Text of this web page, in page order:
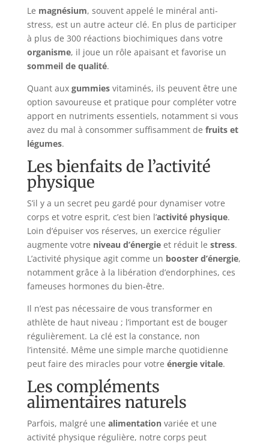
Le magnésium, souvent appelé le minéral anti-
stress, est un autre acteur clé. En plus de participer
à plus de 300 réactions biochimiques dans votre
organisme, il joue un rôle apaisant et favorise un
sommeil de qualité.
Quant aux gummiesvitaminés, ils peuvent être une
option savoureuse et pratique pour compléter votre
apport en nutriments essentiels, notamment si vous
avez du mal à consommer suffisamment de fruits et
légumes.
Les bienfaits de l’activité
physique
S’il y a un secret peu gardé pour dynamiser votre
corps et votre esprit, c’est bien l’activité physique.
Loin d’épuiser vos réserves, un exercice régulier
augmente votre niveau d’énergieet réduit le stress.
L’activité physique agit comme un booster d’énergie,
notamment grâce à la libération d’endorphines, ces
fameuses hormones du bien-être.
Il n’est pas nécessaire de vous transformer en
athlète de haut niveau ; l’important est de bouger
régulièrement. La clé est la constance, non
l’intensité. Même une simple marche quotidienne
peut faire des miracles pour votre énergie vitale.
Les compléments
alimentaires naturels
Parfois, malgré une alimentationvariée et une
activité physique régulière, notre corps peut